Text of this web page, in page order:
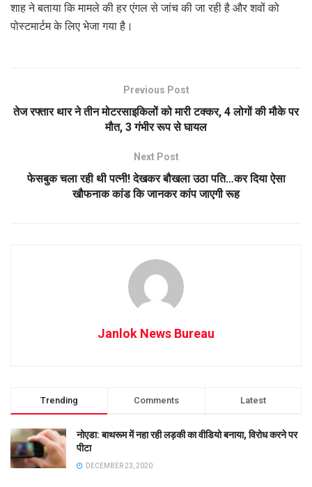
शाह ने बताया कि मामले की हर एंगल से जांच की जा रही है और शवों को
पोस्टमार्टम के लिए भेजा गया है।
Previous Post
तेज रफ्तार थार ने तीन मोटरसाइकिलों को मारी टक्कर, 4 लोगों की मौके पर
मौत, 3 गंभीर रूप से घायल
Next Post
फेसबुक चला रही थी पत्नी! देखकर बौखला उठा पति…कर दिया ऐसा
खौफनाक कांड कि जानकर कांप जाएगी रूह
Janlok News Bureau
Trending Comments Latest
नोएडा: बाथरूम में नहा रही लड़की का वीडियो बनाया, विरोध करने पर
पीटा
DECEMBER 23, 2020